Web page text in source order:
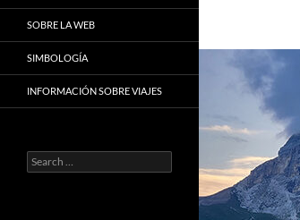
SOBRE LA WEB
SIMBOLOGÍA
INFORMACIÓN SOBRE VIAJES
Search
for: